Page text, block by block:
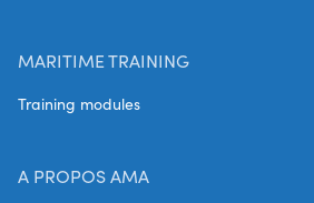
MARITIME TRAINING
Training modules
A PROPOS AMA